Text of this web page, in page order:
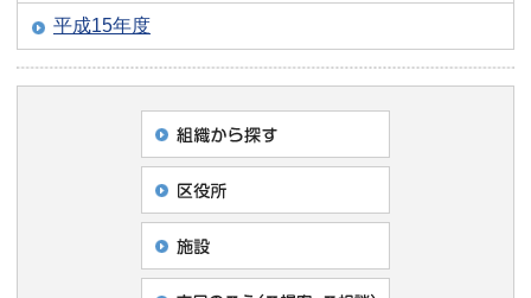
平成15年度